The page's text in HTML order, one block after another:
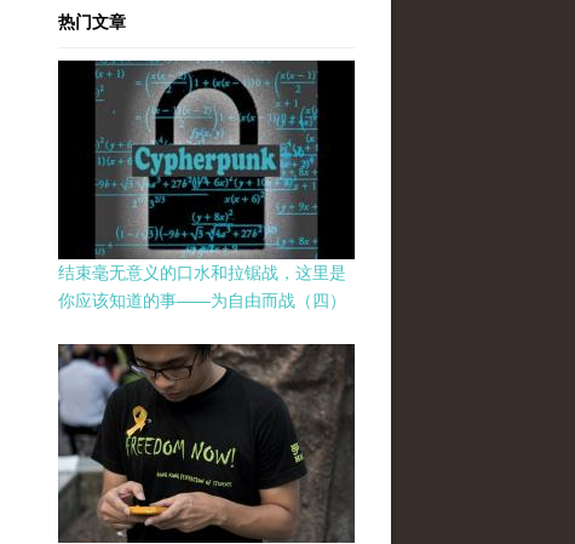
热门文章
结束毫无意义的口水和拉锯战，这里是
你应该知道的事——为自由而战（四）